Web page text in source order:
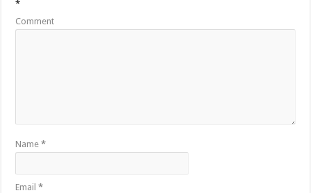
*
Comment
Name*
Email*